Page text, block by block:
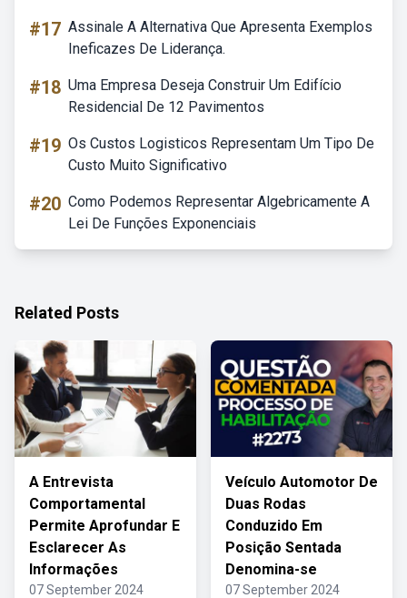
#17 Assinale A Alternativa Que Apresenta Exemplos
Ineficazes De Liderança.
#18 Uma Empresa Deseja Construir Um Edifício
Residencial De 12 Pavimentos
#19 Os Custos Logisticos Representam Um Tipo De
Custo Muito Significativo
#20 Como Podemos Representar Algebricamente A
Lei De Funções Exponenciais
Related Posts
A Entrevista
Comportamental
Permite Aprofundar E
Esclarecer As
Informações
07 September 2024
Veículo Automotor De
Duas Rodas
Conduzido Em
Posição Sentada
Denomina-se
07 September 2024